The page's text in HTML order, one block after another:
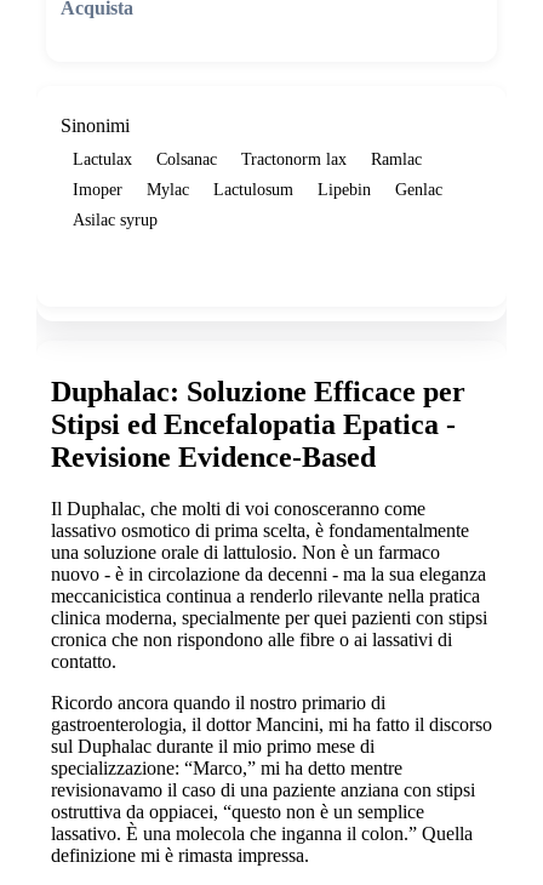
Sinonimi
Lactulax Colsanac Tractonorm lax
Ramlac
Imoper
Mylac Lactulosum Lipebin
Genlac
Asilac syrup
Duphalac: Soluzione Efficace per
Stipsi ed Encefalopatia Epatica -
Revisione Evidence-Based
Il Duphalac, che molti di voi conosceranno come
lassativo osmotico di prima scelta, è fondamentalmente
una soluzione orale di lattulosio. Non è un farmaco
nuovo - è in circolazione da decenni - ma la sua eleganza
meccanicistica continua a renderlo rilevante nella pratica
clinica moderna, specialmente per quei pazienti con stipsi
cronica che non rispondono alle fibre o ai lassativi di
contatto.
Ricordo ancora quando il nostro primario di
gastroenterologia, il dottor Mancini, mi ha fatto il discorso
sul Duphalac durante il mio primo mese di
specializzazione: “Marco,” mi ha detto mentre
revisionavamo il caso di una paziente anziana con stipsi
ostruttiva da oppiacei, “questo non è un semplice
lassativo. È una molecola che inganna il colon.” Quella
definizione mi è rimasta impressa.